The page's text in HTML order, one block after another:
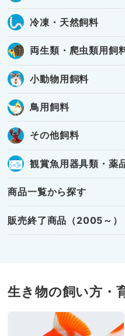
冷凍・天然飼料
両生類・爬虫類用飼
小動物用飼料
鳥用飼料
その他飼料
観賞魚用器具類・薬
商品一覧から探す
販売終了商品（2005～）
生き物の飼い方・